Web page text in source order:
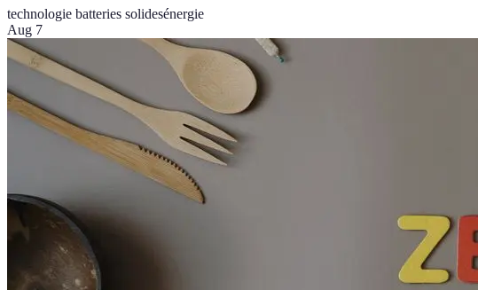
technologie batteries solidesénergie
Aug 7